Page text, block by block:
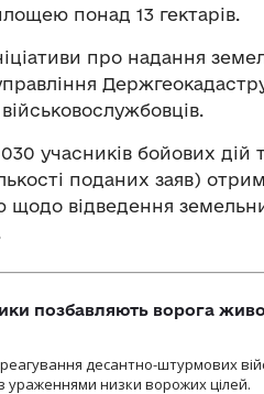
понад 13 гектарів.
про надання
учасників бойових дій
поданих заяв)
щодо відведення
позбавляють ворога
десантно-штурмових
низки ворожих цілей.